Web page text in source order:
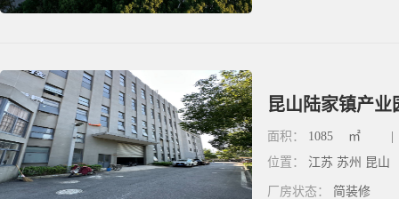
昆山陆家镇产业
面积： 1085 ㎡
位置： 江苏 苏州 昆山
厂房状态： 简装修